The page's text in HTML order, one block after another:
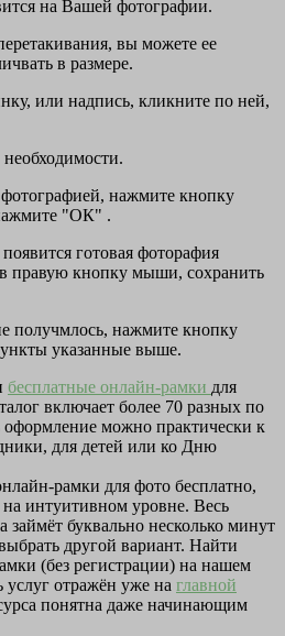
на Вашей фотографии.
вы можете ее
в размере.
или надпись, кликните по ней,
нажмите кнопку
"ОК" .
появится готовая фоторафия
правую кнопку мыши, сохранить
получмлось, нажмите кнопку
указанные выше.
бесплатные онлайн-рамки для
включает более 70 разных по
оформление можно практически к
для детей или ко Дню
рамки для фото бесплатно,
интуитивном уровне. Весь
буквально несколько минут
другой вариант. Найти
(без регистрации) на нашем
услуг отражён уже на главной
понятна даже начинающим